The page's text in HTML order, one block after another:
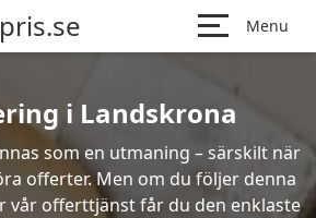
Menu
i Landskrona
som en utmaning – särskilt när
offerter. Men om du följer denna
vår offerttjänst får du den enklaste